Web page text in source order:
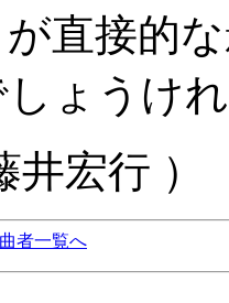
直接的
ょうけ
井宏行 ）
者一覧へ